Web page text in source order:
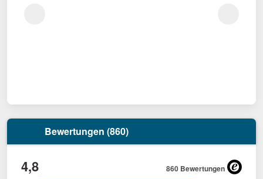
Bewertungen (860)
4,8 860 Bewertungen